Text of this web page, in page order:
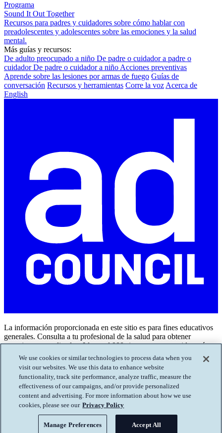
Programa
Sound It Out Together
Recursos para padres y cuidadores sobre cómo hablar con
preadolescentes y adolescentes sobre las emociones y la salud
mental.
Más guías y recursos:
De adulto preocupado a niño De padre o cuidador a padre o
cuidador De padre o cuidador a niño Acciones preventivas
Aprende sobre las lesiones por armas de fuego Guías de
conversación Recursos y herramientas Corre la voz Acerca de
English
La información proporcionada en este sitio es para fines educativos
generales. Consulta a tu profesional de la salud para obtener
consejos personalizados. Llama al 988 si tu o un ser querido están
en crisis.
©2026 The Ad Council
Regístrate para recibir actualizaciones (en inglés)
Enviar un recurso
Términos de uso (en inglés)
​Política de privacidad (en inglés)
Gestionar preferencias (en inglés)
We use cookies or similar technologies to process data when you
visit our websites. We use this data to enhance website
functionality, track site performance, analyze traffic, measure the
effectiveness of our campaigns, and/or provide personalized
content and advertising. For more information about how we use
cookies, please see our Privacy Policy
Manage Preferences Accept All